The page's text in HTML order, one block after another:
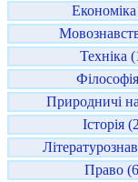
Техніка
Природничі
Історія
Право